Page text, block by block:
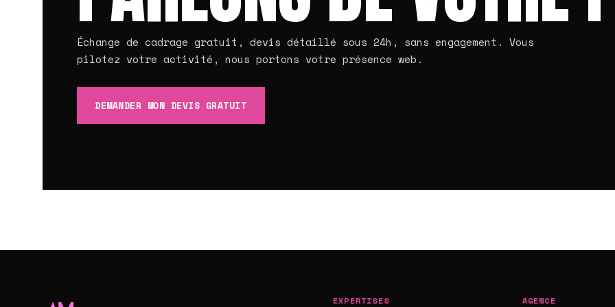
Échange de cadrage gratuit, devis détaillé sous 24h, sans engagement. Vous
pilotez votre activité, nous portons votre présence web.
DEMANDER MON DEVIS GRATUIT
EXPERTISES AGENCE